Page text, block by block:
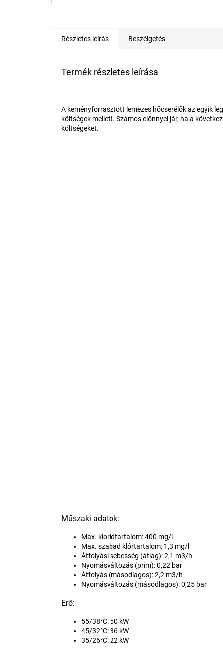
Részletes leírás Beszélgetés
Termék részletes leírása
A keményforrasztott lemezes hőcserélők az egyik
költségek mellett. Számos előnnyel jár, ha a
költségeket.
Műszaki adatok:
Max. kloridtartalom: 400 mg/l
Max. szabad klórtartalom: 1,3 mg/l
Átfolyási sebesség (átlag): 2,1 m3/h
Nyomásváltozás (prim): 0,22 bar
Átfolyás (másodlagos): 2,2 m3/h
Nyomásváltozás (másodlagos): 0,25 bar
Erő:
55/38°C: 50 kW
45/32°C: 36 kW
35/26°C: 22 kW